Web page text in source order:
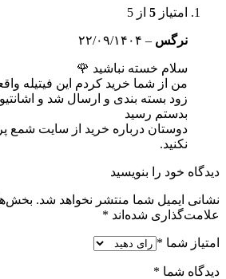
امتیاز 5 از 5
نرگس – ۲۲/۰۹/۱۴۰۴
سلام خسته نباشید 🌹
من از شما خرید کردم این فیتیله
زود بسته بندی و ارسال شد و
بدستم رسید
دوستان درباره خرید از سایت
نکنید.
دیدگاه خود را بنویسید
نشانی ایمیل شما منتشر نخواهد شد.
علامت‌گذاری شده‌اند *
امتیاز شما *
دیدگاه شما *